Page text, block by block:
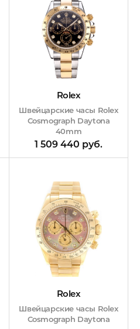
Rolex
Швейцарские часы Rolex
Cosmograph Daytona
40mm
1 509 440 руб.
Rolex
Швейцарские часы Rolex
Cosmograph Daytona